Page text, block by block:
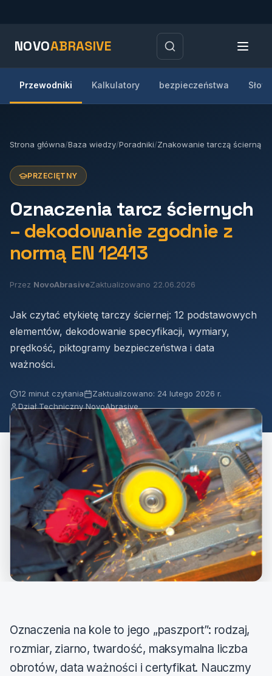
NOVOABRASIVE
Przewodniki Kalkulatory bezpieczeństwa
Strona główna/Baza wiedzy/Poradniki/Znakowanie tarczą ścierną
PRZECIĘTNY
Oznaczenia tarcz ściernych
– dekodowanie zgodnie z
normą EN 12413
Przez NovoAbrasiveZaktualizowano 22.06.2026
Jak czytać etykietę tarczy ściernej: 12 podstawowych
elementów, dekodowanie specyfikacji, wymiary,
prędkość, piktogramy bezpieczeństwa i data
ważności.
12 minut czytania
Zaktualizowano: 24 lutego 2026 r.
Dział Techniczny NovoAbrasive
Oznaczenia na kole to jego „paszport”: rodzaj,
rozmiar, ziarno, twardość, maksymalna liczba
obrotów, data ważności i certyfikat. Nauczmy